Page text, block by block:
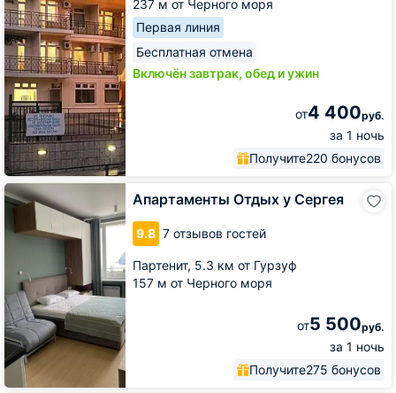
237 м от Черного моря
Первая линия
Бесплатная отмена
Включён завтрак, обед и ужин
от4 400руб.
за 1 ночь
Получите220 бонусов
Апартаменты Отдых у Сергея
9.8 7 отзывов гостей
Партенит, 5.3 км от Гурзуф
157 м от Черного моря
от5 500руб.
за 1 ночь
Получите275 бонусов
Апартаменты
Отдых
Сергея